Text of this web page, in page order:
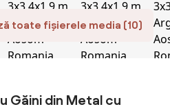
toate fișierele media (10)
Găini din Metal cu